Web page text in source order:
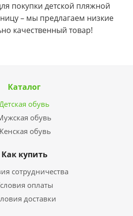
покупки детской пляжной
– мы предлагаем низкие
качественный товар!
Каталог
обувь
обувь
обувь
Как купить
сотрудничества
оплаты
доставки